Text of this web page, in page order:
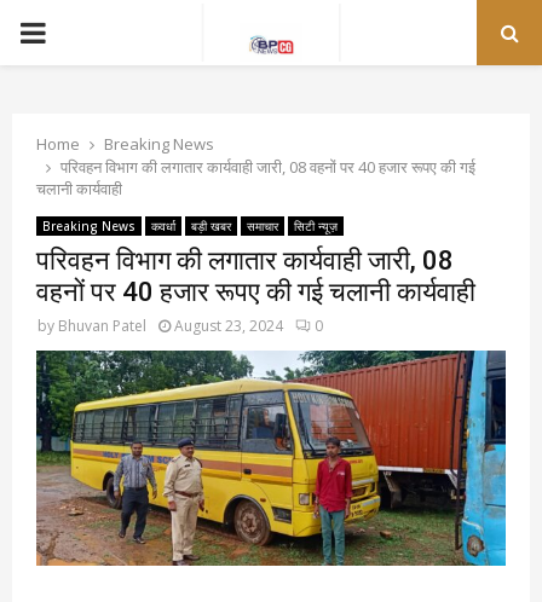
PRIMARY
Home
Breaking News
परिवहन विभाग की लगातार कार्यवाही जारी, 08 वहनों पर 40 हजार रूपए की गई
चलानी कार्यवाही
Breaking News कवर्धा बड़ी खबर समाचार सिटी न्यूज़
परिवहन विभाग की लगातार कार्यवाही जारी, 08
वहनों पर 40 हजार रूपए की गई चलानी कार्यवाही
by Bhuvan Patel August 23, 2024 0